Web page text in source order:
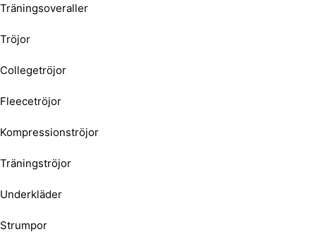
Träningsoveraller
Tröjor
Collegetröjor
Fleecetröjor
Kompressionströjor
Träningströjor
Underkläder
Strumpor